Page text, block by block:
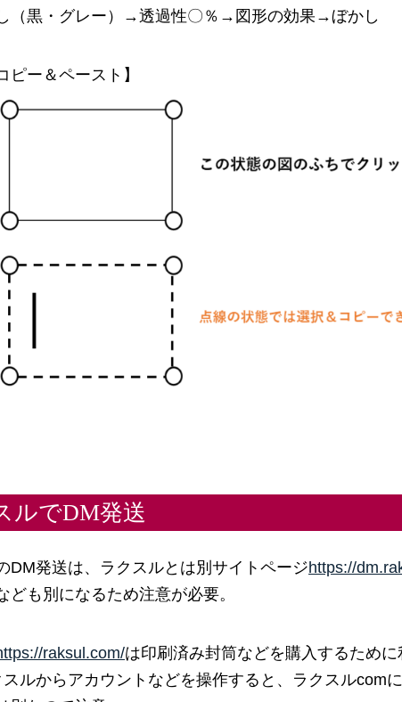
（黒・グレー）→透過性〇％→図形の効果→ぼかし
ピー＆ペースト】
ルでDM発送
DM発送は、ラクスルとは別サイトページhttps://
ども別になるため注意が必要。
raksul.com/は印刷済み封筒などを購入するために
ルからアカウントなどを操作すると、ラクスルcom